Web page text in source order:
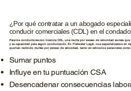
¿Por qué contratar a un abogado
conducir comerciales (CDL) en el
Para los conductores con licencia CDL, una multa por exceso de velocidad es más
y su capacidad para seguir conduciendo. En Flatwater Legal, nos especializamos en
que han recibido multas por exceso de velocidad, tanto en vehículos personales como
Sumar puntos
Influye en tu puntuación CSA
Desencadenar consecuencias